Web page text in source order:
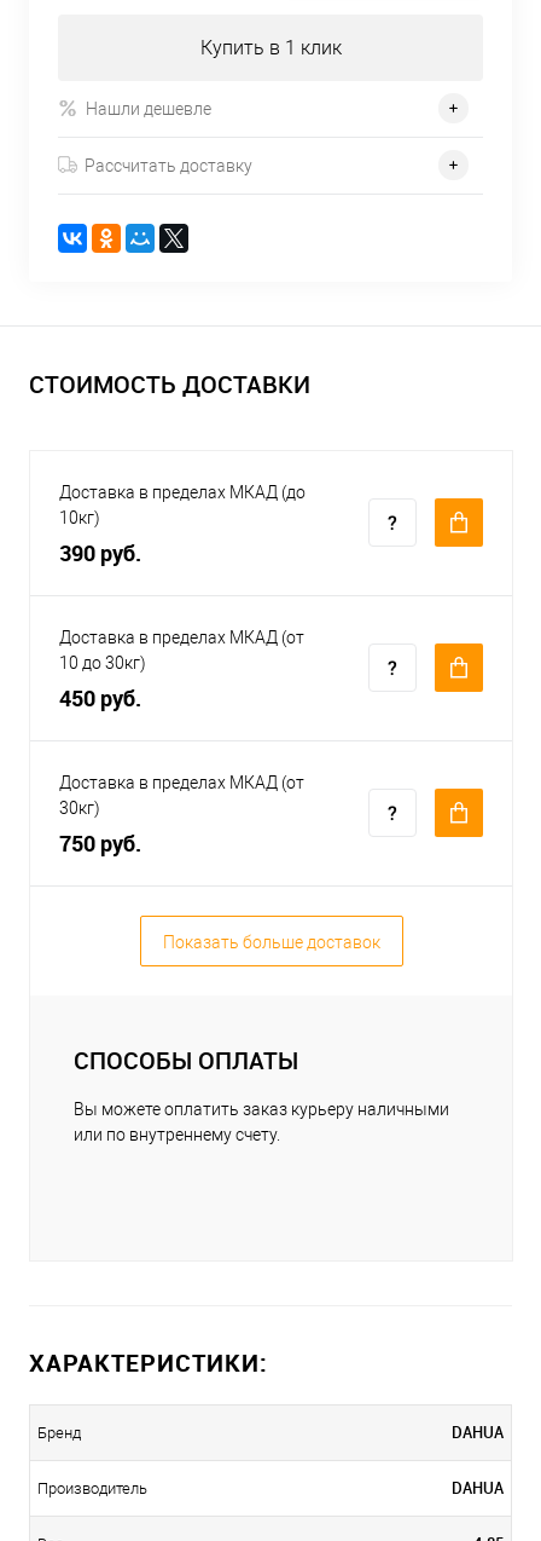
Купить в 1 клик
Нашли дешевле
Рассчитать доставку
СТОИМОСТЬ ДОСТАВКИ
Доставка в пределах МКАД (до
10кг)
390 руб.
Доставка в пределах МКАД (от
10 до 30кг)
450 руб.
Доставка в пределах МКАД (от
30кг)
750 руб.
Показать больше доставок
СПОСОБЫ ОПЛАТЫ
Вы можете оплатить заказ курьеру наличными
или по внутреннему счету.
ХАРАКТЕРИСТИКИ:
Бренд DAHUA
Производитель DAHUA